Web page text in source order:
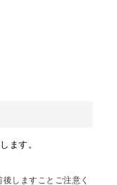
ます。
しますことご注意く